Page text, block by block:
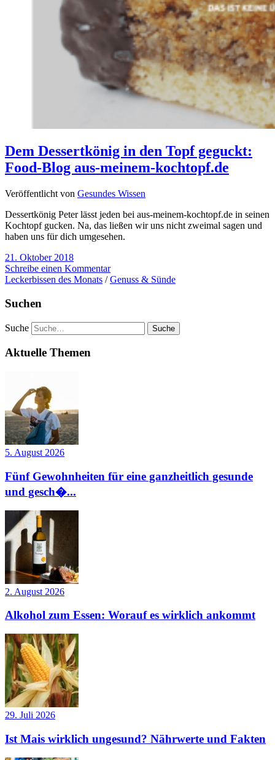
Dem Dessertkönig in den Topf geguckt:
Food-Blog aus-meinem-kochtopf.de
Veröffentlicht von Gesundes Wissen
Dessertkönig Peter lässt jeden bei aus-meinem-kochtopf.de in seinen
Kochtopf gucken. Na, das ließen wir uns nicht zweimal sagen und
haben uns für dich umgesehen.
21. Oktober 2018
Schreibe einen Kommentar
Leckerbissen des Monats /Genuss & Sünde
Suchen
Suche
Aktuelle Themen
5. August 2026
Fünf Gewohnheiten für eine ganzheitlich gesunde
und gesch�...
2. August 2026
Alkohol zum Essen: Worauf es wirklich ankommt
29. Juli 2026
Ist Mais wirklich ungesund? Nährwerte und Fakten